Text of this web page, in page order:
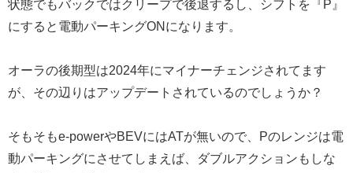
状態でもバックではクリープで後退するし、シフトを『P』
にすると電動パーキングONになります。
オーラの後期型は2024年にマイナーチェンジされてます
が、その辺りはアップデートされているのでしょうか？
そもそもe-powerやBEVにはATが無いので、Pのレンジは電
動パーキングにさせてしまえば、ダブルアクションもしな